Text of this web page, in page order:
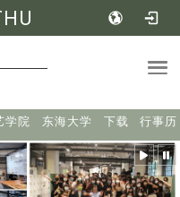
学院 东海大学 下载 行事历